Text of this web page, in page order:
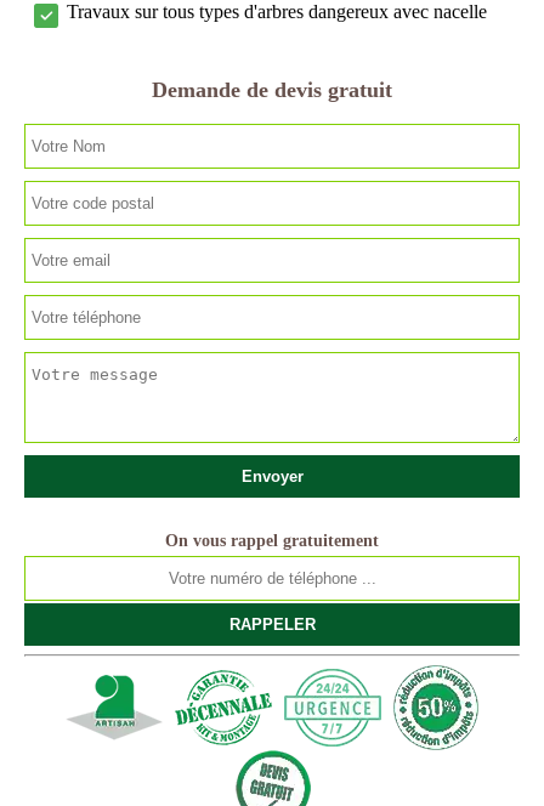
Travaux sur tous types d'arbres dangereux avec nacelle
Demande de devis gratuit
On vous rappel gratuitement